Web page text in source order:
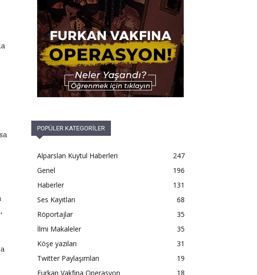
POPÜLER KATEGORİLER
Alparslan Kuytul Haberleri
247
Genel
196
Haberler
131
Ses Kayıtları
68
Röportajlar
35
İlmi Makaleler
35
Köşe yazıları
31
Twitter Paylaşımları
19
Furkan Vakfına Operasyon
18